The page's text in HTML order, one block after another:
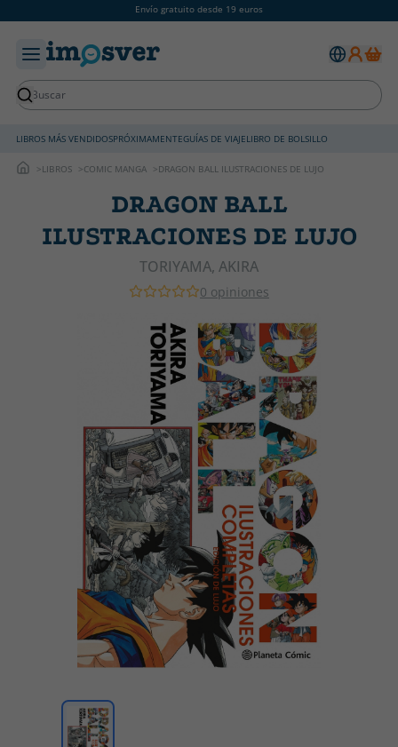
Envío gratuito desde 19 euros
LIBROS MÁS VENDIDOSPRÓXIMAMENTEGUÍAS DE VIAJELIBRO DE BOLSILLO
LIBROS COMIC MANGA DRAGON BALL ILUSTRACIONES DE LUJO
DRAGON BALL
ILUSTRACIONES DE LUJO
TORIYAMA, AKIRA
0 opiniones